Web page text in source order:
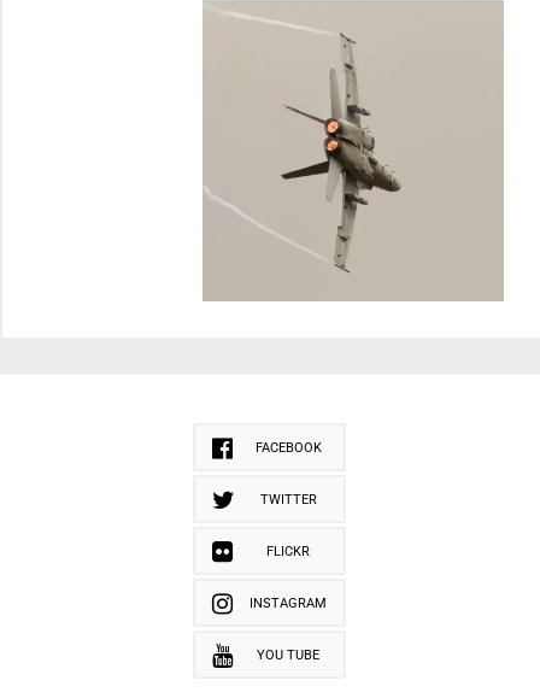
FACEBOOK
TWITTER
FLICKR
INSTAGRAM
YOU TUBE